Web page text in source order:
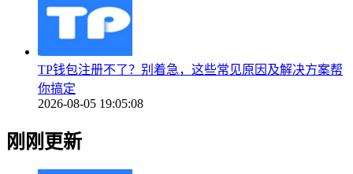
TP钱包注册不了？别着急，这些常见原因及解决方案帮
你搞定
2026-08-05 19:05:08
刚刚更新